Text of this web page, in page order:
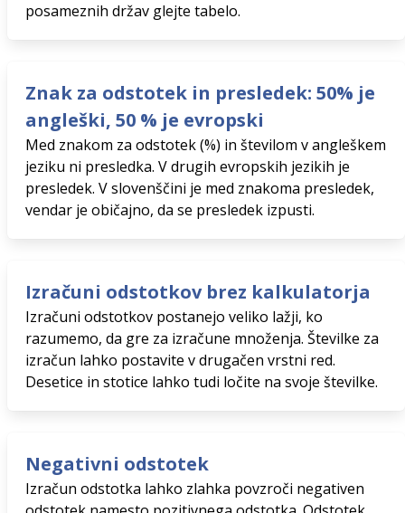
posameznih držav glejte tabelo.
Znak za odstotek in presledek: 50% je
angleški, 50 % je evropski
Med znakom za odstotek (%) in številom v angleškem
jeziku ni presledka. V drugih evropskih jezikih je
presledek. V slovenščini je med znakoma presledek,
vendar je običajno, da se presledek izpusti.
Izračuni odstotkov brez kalkulatorja
Izračuni odstotkov postanejo veliko lažji, ko
razumemo, da gre za izračune množenja. Številke za
izračun lahko postavite v drugačen vrstni red.
Desetice in stotice lahko tudi ločite na svoje številke.
Negativni odstotek
Izračun odstotka lahko zlahka povzroči negativen